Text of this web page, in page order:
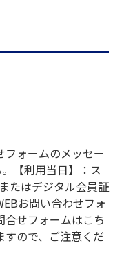
ォームのメッセー
【利用当日】：ス
たはデジタル会員証
お問い合わせフォ
合せフォームはこち
すので、ご注意くだ